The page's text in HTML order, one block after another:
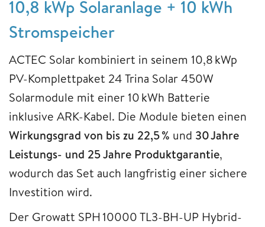
10,8 kWp Solaranlage + 10 kWh
Stromspeicher
ACTEC Solar kombiniert in seinem 10,8 kWp
PV-Komplettpaket 24 Trina Solar 450W
Solarmodule mit einer 10 kWh Batterie
inklusive ARK-Kabel. Die Module bieten einen
Wirkungsgrad von bis zu 22,5 % und 30 Jahre
Leistungs- und 25 Jahre Produktgarantie,
wodurch das Set auch langfristig einer sichere
Investition wird.
Der Growatt SPH 10000 TL3-BH-UP Hybrid-